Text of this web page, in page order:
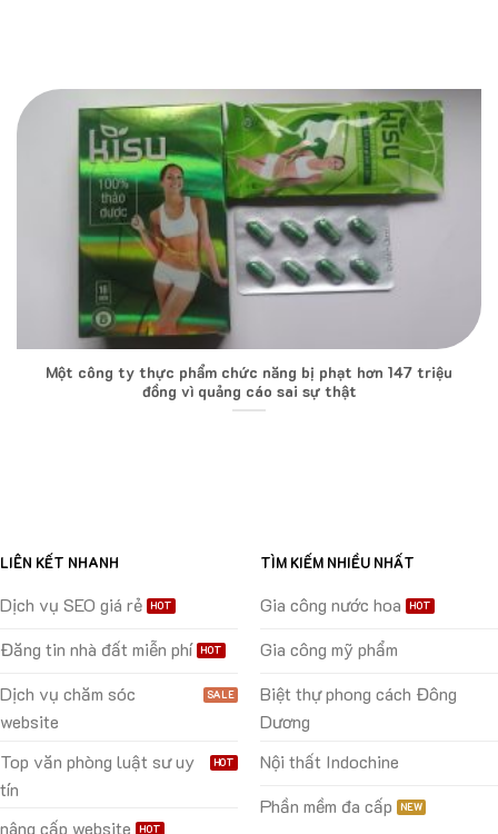
Một công ty thực phẩm chức năng bị phạt hơn 147 triệu
đồng vì quảng cáo sai sự thật
LIÊN KẾT NHANH
Dịch vụ SEO giá rẻ
Đăng tin nhà đất miễn phí
Dịch vụ chăm sóc
website
Top văn phòng luật sư uy
tín
nâng cấp website
TÌM KIẾM NHIỀU NHẤT
Gia công nước hoa
Gia công mỹ phẩm
Biệt thự phong cách Đông
Dương
Nội thất Indochine
Phần mềm đa cấp